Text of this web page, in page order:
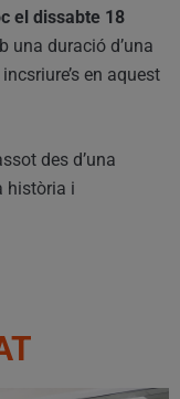
el dissabte 18
una duració d’una
en aquest
des d’una
història i